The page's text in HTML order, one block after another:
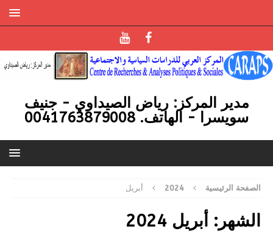
مدير المركز: رياض الصيداوي - جنيف
سويسرا - الهاتف. 0041763879008
الصفحة الرئيسية 2024 أبريل
الشهر: أبريل 2024